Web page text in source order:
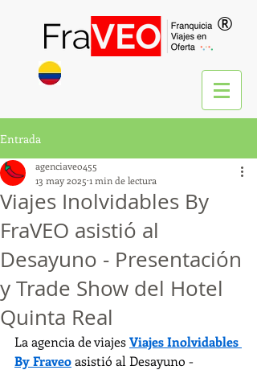
®
Entrada
Viajes Inolvidables By
FraVEO asistió al
Desayuno - Presentación
y Trade Show del Hotel
Quinta Real
agenciaveo455
13 may 2025 1 min de lectura
La agencia de viajes Viajes Inolvidables
By Fraveo asistió al Desayuno -